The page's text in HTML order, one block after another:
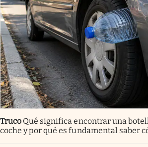
Truco Qué significa encontrar una
coche y por qué es fundamental saber